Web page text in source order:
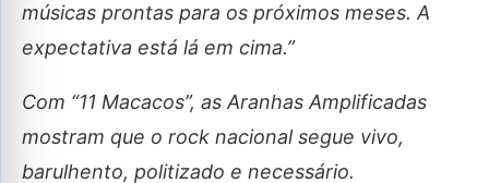
músicas prontas para os próximos meses. A
expectativa está lá em cima.”
Com “11 Macacos”, as Aranhas Amplificadas
mostram que o rock nacional segue vivo,
barulhento, politizado e necessário.